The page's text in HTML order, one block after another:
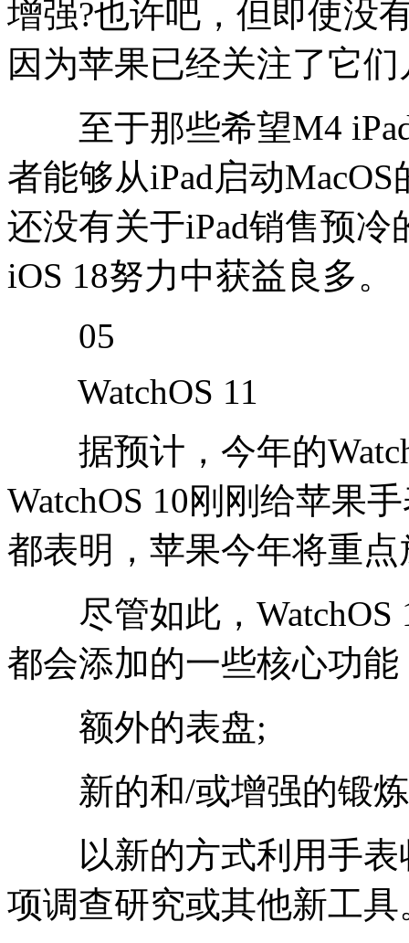
增强?也许吧，但即使没
因为苹果已经关注了它
至于那些希望M4 iPad
者能够从iPad启动
还没有关于iPad销售预
iOS 18努力中获益良多。
05
WatchOS 11
据预计，今年的
WatchOS 10刚刚给苹果
都表明，苹果今年将重
尽管如此，WatchOS
都会添加的一些核心功能
额外的表盘;
新的和/或增强的锻炼
以新的方式利用手表
项调查研究或其他新工具